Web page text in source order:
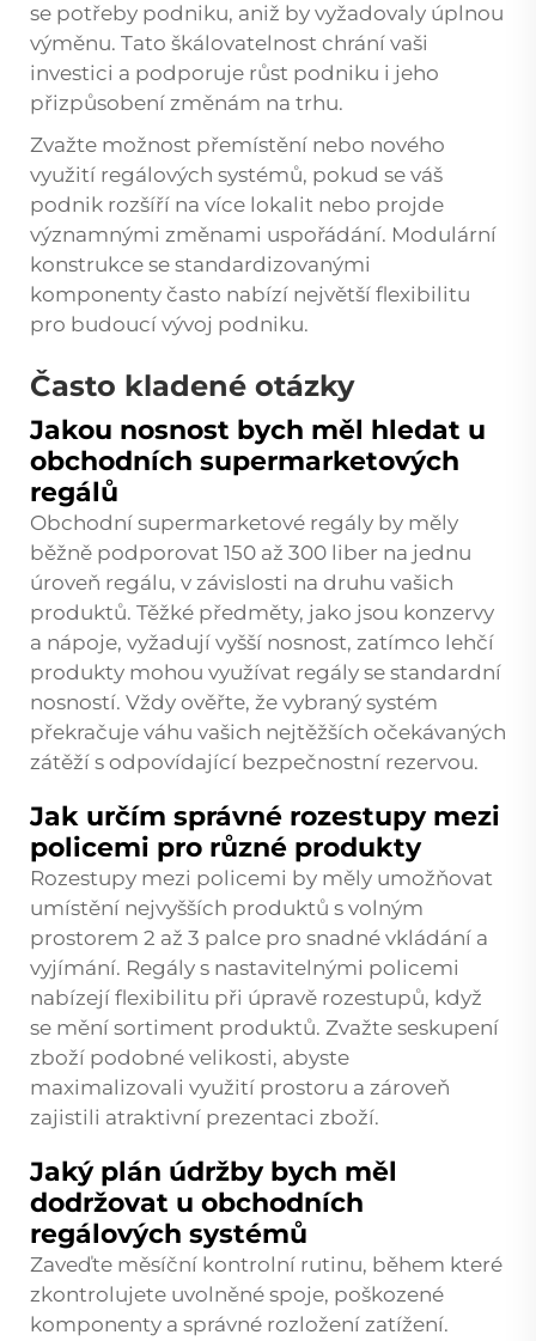
se potřeby podniku, aniž by vyžadovaly úplnou
výměnu. Tato škálovatelnost chrání vaši
investici a podporuje růst podniku i jeho
přizpůsobení změnám na trhu.
Zvažte možnost přemístění nebo nového
využití regálových systémů, pokud se váš
podnik rozšíří na více lokalit nebo projde
významnými změnami uspořádání. Modulární
konstrukce se standardizovanými
komponenty často nabízí největší flexibilitu
pro budoucí vývoj podniku.
Často kladené otázky
Jakou nosnost bych měl hledat u
obchodních supermarketových
regálů
Obchodní supermarketové regály by měly
běžně podporovat 150 až 300 liber na jednu
úroveň regálu, v závislosti na druhu vašich
produktů. Těžké předměty, jako jsou konzervy
a nápoje, vyžadují vyšší nosnost, zatímco lehčí
produkty mohou využívat regály se standardní
nosností. Vždy ověřte, že vybraný systém
překračuje váhu vašich nejtěžších očekávaných
zátěží s odpovídající bezpečnostní rezervou.
Jak určím správné rozestupy mezi
policemi pro různé produkty
Rozestupy mezi policemi by měly umožňovat
umístění nejvyšších produktů s volným
prostorem 2 až 3 palce pro snadné vkládání a
vyjímání. Regály s nastavitelnými policemi
nabízejí flexibilitu při úpravě rozestupů, když
se mění sortiment produktů. Zvažte seskupení
zboží podobné velikosti, abyste
maximalizovali využití prostoru a zároveň
zajistili atraktivní prezentaci zboží.
Jaký plán údržby bych měl
dodržovat u obchodních
regálových systémů
Zaveďte měsíční kontrolní rutinu, během které
zkontrolujete uvolněné spoje, poškozené
komponenty a správné rozložení zatížení.